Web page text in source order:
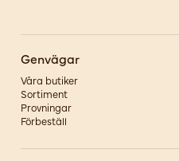
Genvägar
Våra butiker
Sortiment
Provningar
Förbeställ